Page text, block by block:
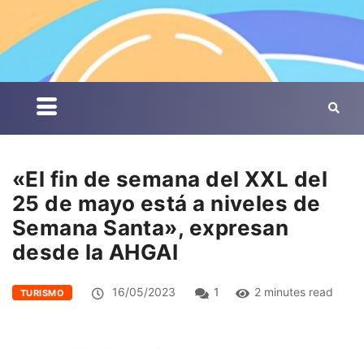
«El fin de semana del XXL del
25 de mayo está a niveles de
Semana Santa», expresan
desde la AHGAI
TURISMO 16/05/2023 1 2 minutes read